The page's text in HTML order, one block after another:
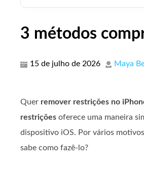
3 métodos
15 de julho de 2026 Maya
Quer remover restrições no
restrições oferece uma maneira
dispositivo iOS. Por vários
sabe como fazê-lo?